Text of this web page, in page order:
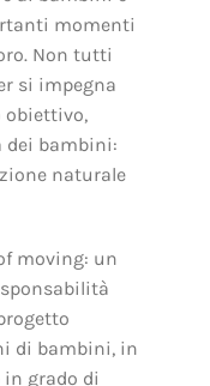
momenti
Non tutti
si impegna
obiettivo,
dei bambini:
naturale
moving: un
di bambini, in
in grado di